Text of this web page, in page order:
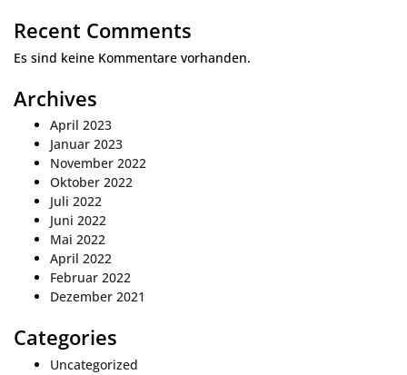
Recent Comments
Es sind keine Kommentare vorhanden.
Archives
April 2023
Januar 2023
November 2022
Oktober 2022
Juli 2022
Juni 2022
Mai 2022
April 2022
Februar 2022
Dezember 2021
Categories
Uncategorized